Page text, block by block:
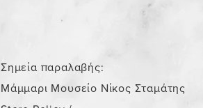
Σημεία παραλαβής:
Μάμμαρι Μουσείο Νίκος Σταμάτης